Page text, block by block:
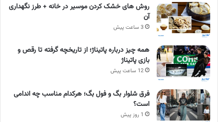
روش های خشک کردن موسیر در خانه + طرز نگهداری
آن
3 ساعت پیش
همه چیز درباره پاتیناژ؛ از تاریخچه گرفته تا رقص و
بازی پاتیناژ
12 ساعت پیش
فرق شلوار بگ و فول بگ؛ هرکدام مناسب چه اندامی
است؟
1 روز پیش